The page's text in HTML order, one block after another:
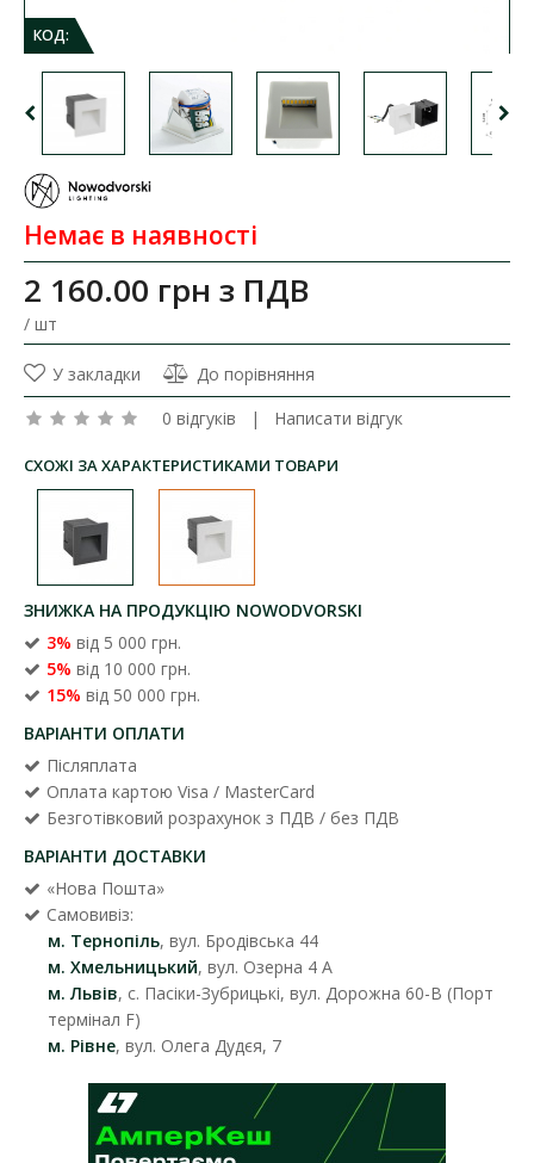
КОД:
Немає в наявності
2 160.00 грн з ПДВ
/ шт
У закладки
До порівняння
0 відгуків | Написати відгук
СХОЖІ ЗА ХАРАКТЕРИСТИКАМИ ТОВАРИ
ЗНИЖКА НА ПРОДУКЦІЮ NOWODVORSKI
3% від 5 000 грн.
5% від 10 000 грн.
15% від 50 000 грн.
ВАРІАНТИ ОПЛАТИ
Післяплата
Оплата картою Visa / MasterCard
Безготівковий розрахунок з ПДВ / без ПДВ
ВАРІАНТИ ДОСТАВКИ
«Нова Пошта»
Самовивіз:
м. Тернопіль, вул. Бродівська 44
м. Хмельницький, вул. Озерна 4 А
м. Львів, с. Пасіки-Зубрицькі, вул. Дорожна 60-В (Порт
термінал F)
м. Рівне, вул. Олега Дудєя, 7